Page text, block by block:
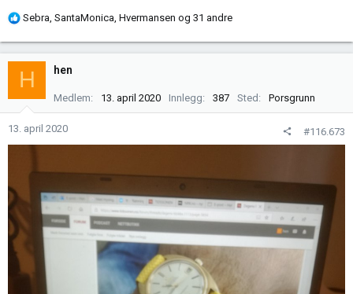
R
k
s
n
e
Sebra SantaMonica Hvermansen og 31 andre
H hen
Medlem 13. april 2020 Innlegg 387 Sted Porsgrunn
13. april 2020 #116.673